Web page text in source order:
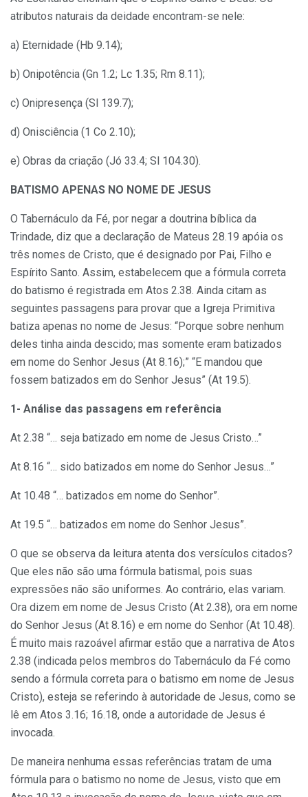
atributos naturais da deidade encontram-se nele:
a) Eternidade (Hb 9.14);
b) Onipotência (Gn 1.2; Lc 1.35; Rm 8.11);
c) Onipresença (Sl 139.7);
d) Onisciência (1 Co 2.10);
e) Obras da criação (Jó 33.4; Sl 104.30).
BATISMO APENAS NO NOME DE JESUS
O Tabernáculo da Fé, por negar a doutrina bíblica da
Trindade, diz que a declaração de Mateus 28.19 apóia os
três nomes de Cristo, que é designado por Pai, Filho e
Espírito Santo. Assim, estabelecem que a fórmula correta
do batismo é registrada em Atos 2.38. Ainda citam as
seguintes passagens para provar que a Igreja Primitiva
batiza apenas no nome de Jesus: “Porque sobre nenhum
deles tinha ainda descido; mas somente eram batizados
em nome do Senhor Jesus (At 8.16);” “E mandou que
fossem batizados em do Senhor Jesus” (At 19.5).
1- Análise das passagens em referência
At 2.38 “… seja batizado em nome de Jesus Cristo…”
At 8.16 “… sido batizados em nome do Senhor Jesus…”
At 10.48 “… batizados em nome do Senhor”.
At 19.5 “… batizados em nome do Senhor Jesus”.
O que se observa da leitura atenta dos versículos citados?
Que eles não são uma fórmula batismal, pois suas
expressões não são uniformes. Ao contrário, elas variam.
Ora dizem em nome de Jesus Cristo (At 2.38), ora em nome
do Senhor Jesus (At 8.16) e em nome do Senhor (At 10.48).
É muito mais razoável afirmar estão que a narrativa de Atos
2.38 (indicada pelos membros do Tabernáculo da Fé como
sendo a fórmula correta para o batismo em nome de Jesus
Cristo), esteja se referindo à autoridade de Jesus, como se
lê em Atos 3.16; 16.18, onde a autoridade de Jesus é
invocada.
De maneira nenhuma essas referências tratam de uma
fórmula para o batismo no nome de Jesus, visto que em